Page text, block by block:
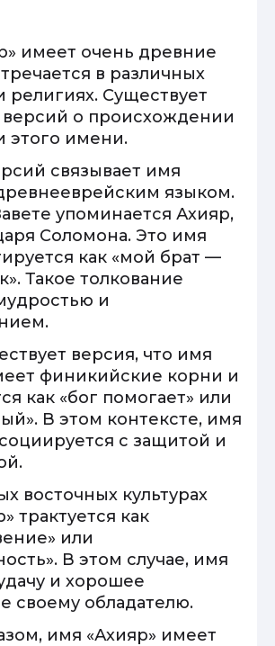
имеет очень древние
в различных
религиях. Существует
версий о происхождении
этого имени.
связывает имя
языком.
упоминается Ахияр,
Соломона. Это имя
как «мой брат —
Такое толкование
и
версия, что имя
финикийские корни и
как «бог помогает» или
В этом контексте, имя
с защитой и
восточных культурах
трактуется как
или
В этом случае, имя
и хорошее
своему обладателю.
имя «Ахияр» имеет